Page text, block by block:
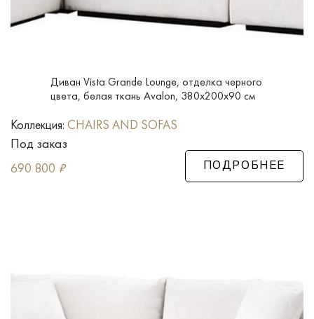
Диван Vista Grande Lounge, отделка черного
цвета, белая ткань Avalon, 380x200x90 см
Коллекция: CHAIRS AND SOFAS
Под заказ
690 800 ₽ ПОДРОБНЕЕ